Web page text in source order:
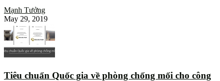
Mạnh Tưởng
May 29, 2019
Tiêu chuẩn Quốc gia về phòng chống mối cho công